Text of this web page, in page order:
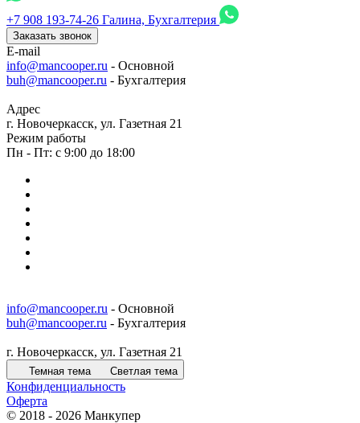
+7 908 193-74-26 Галина, Бухгалтерия
Заказать звонок
E-mail
info@mancooper.ru - Основной
buh@mancooper.ru - Бухгалтерия
Адрес
г. Новочеркасск, ул. Газетная 21
Режим работы
Пн - Пт: с 9:00 до 18:00
info@mancooper.ru - Основной
buh@mancooper.ru - Бухгалтерия
г. Новочеркасск, ул. Газетная 21
Темная тема Светлая тема
Конфиденциальность
Оферта
© 2018 - 2026 Манкупер